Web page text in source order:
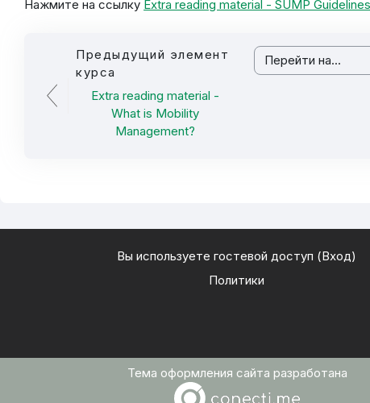
Нажмите на ссылку Extra reading material - SUMP Guidelines
Предыдущий элемент
курса
Extra reading material -
What is Mobility
Management?
Перейти на...
Вы используете гостевой доступ (Вход)
Политики
Тема оформления сайта разработана